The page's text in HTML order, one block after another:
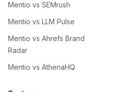
Mentio vs SEMrush
Mentio vs LLM Pulse
Mentio vs Ahrefs Brand
Radar
Mentio vs AthenaHQ